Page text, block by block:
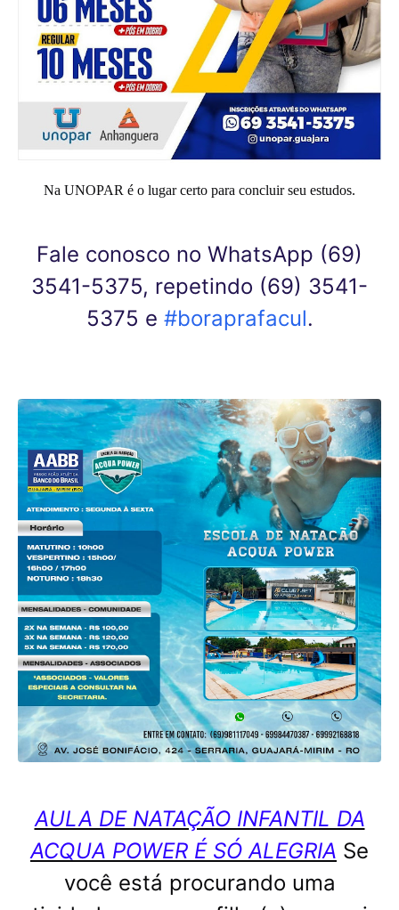
Na UNOPAR é o lugar certo para concluir seu estudos.
Fale conosco no WhatsApp (69)
3541-5375, repetindo (69) 3541-
5375 e #boraprafacul.
AULA DE NATAÇÃO INFANTIL DA
ACQUA POWER É SÓ ALEGRIA Se
você está procurando uma